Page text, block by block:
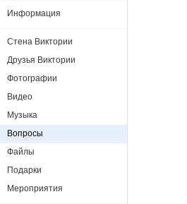
Информация
Стена Виктории
Друзья Виктории
Фотографии
Видео
Музыка
Вопросы
Файлы
Подарки
Мероприятия